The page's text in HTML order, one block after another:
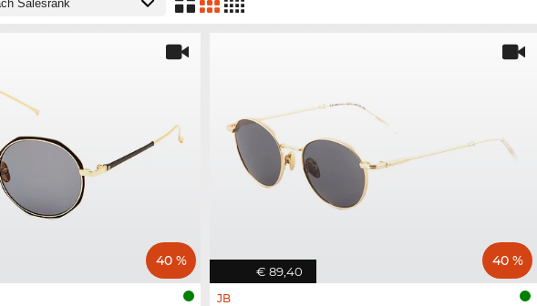
40 %
€ 89,40
40 %
JB